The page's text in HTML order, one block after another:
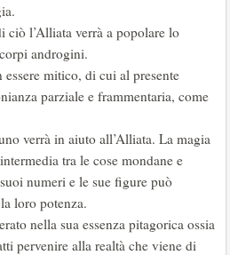
ciò l’Alliata verrà a popolare lo
androgini.
mitico, di cui al presente
parziale e frammentaria, come
verrà in aiuto all’Alliata. La magia
tra le cose mondane e
numeri e le sue figure può
loro potenza.
nella sua essenza pitagorica ossia
pervenire alla realtà che viene di